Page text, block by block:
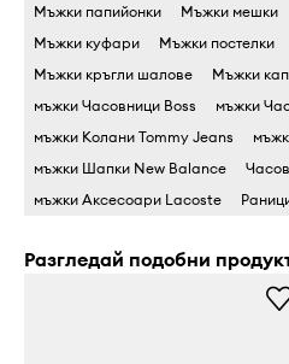
Мъжки папийонки
Мъжки мешки
Мъжки куфари
Мъжки постелки
Мъжки кръгли шалове
Мъжки
мъжки Часовници Boss
мъжки
мъжки Колани Tommy Jeans
мъжки Шапки New Balance
мъжки Аксесоари Lacoste
Разгледай подобни